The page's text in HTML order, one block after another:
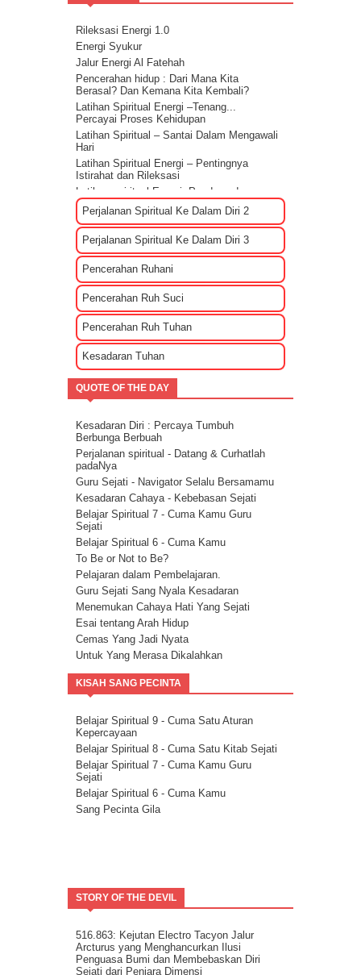
Rileksasi Energi 1.0
Energi Syukur
Jalur Energi Al Fatehah
Pencerahan hidup : Dari Mana Kita
Berasal? Dan Kemana Kita Kembali?
Latihan Spiritual Energi –Tenang...
Percayai Proses Kehidupan
Latihan Spiritual – Santai Dalam Mengawali
Hari
Latihan Spiritual Energi – Pentingnya
Istirahat dan Rileksasi
Latihan spiritual Energi: Panduan dan
Sharing rileksasi energi
Bagaimana Cara Mengenali EGO?
Tips Membuat Rencana Hidup Selagi
Masih Muda
Penyebab Terjadinya Masalah Dalam
Kehidupan Part 2
Penyebab Terjadinya Masalah Dalam
Kehidupan Part 1
Kekuatan Hati Kunci Langgengnya Suatu
Hubungan
Mencari Cinta Sejati Untuk Masa Depan
Mencari Arti Cinta Sejati Dalam Sebuah
Hubungan
Cara Menenangkan Pikiran Saat Galau
Menghapuskan Energi Negatif
Cara Mengatasi Depresi Menggunakan
Energi
Energi Kasih Sayang - Tehnik Double Pink
Perjalanan Spiritual Ke Dalam Diri 2
Perjalanan Spiritual Ke Dalam Diri 3
Pencerahan Ruhani
Pencerahan Ruh Suci
Pencerahan Ruh Tuhan
Kesadaran Tuhan
QUOTE OF THE DAY
Kesadaran Diri : Percaya Tumbuh
Berbunga Berbuah
Perjalanan spiritual - Datang & Curhatlah
padaNya
Guru Sejati - Navigator Selalu Bersamamu
Kesadaran Cahaya - Kebebasan Sejati
Belajar Spiritual 7 - Cuma Kamu Guru
Sejati
Belajar Spiritual 6 - Cuma Kamu
To Be or Not to Be?
Pelajaran dalam Pembelajaran.
Guru Sejati Sang Nyala Kesadaran
Menemukan Cahaya Hati Yang Sejati
Esai tentang Arah Hidup
Cemas Yang Jadi Nyata
Untuk Yang Merasa Dikalahkan
Corona dan Congorna
Kita semua adalah saluran berkat
Rencana Agung
Milikilah Kepercayaan penuh kepada
Kekuatan Iman.
Bakatmu.
Janji Pelajaran untuk kemandirian Jiwa
Spiritualitas Kehidupan
Arahkan Perhatianmu Ke Dalam
Tentang Aspirasi.
Buanglah Belenggu Diri Palsu itu..
Pertanyaan untuk Dipertimbangkan.
Ini Bisa Jadi Hidup Yang Mudah
KISAH SANG PECINTA
Belajar Spiritual 9 - Cuma Satu Aturan
Kepercayaan
Belajar Spiritual 8 - Cuma Satu Kitab Sejati
Belajar Spiritual 7 - Cuma Kamu Guru
Sejati
Belajar Spiritual 6 - Cuma Kamu
Sang Pecinta Gila
STORY OF THE DEVIL
516.863: Kejutan Electro Tacyon Jalur
Arcturus yang Menghancurkan Ilusi
Penguasa Bumi dan Membebaskan Diri
Sejati dari Penjara Dimensi